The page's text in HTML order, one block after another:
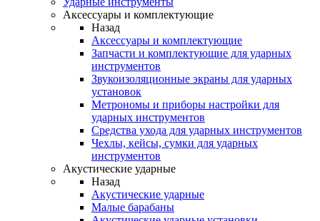
Аксессуары и комплектующие
Назад
Аксессуары и комплектующие
Запчасти и комплектующие для ударных
инструментов
Звукоизоляционные экраны для ударных
установок
Метрономы и приборы настройки для
ударных инструментов
Средства ухода для ударных инструментов
Чехлы, кейсы, сумки для ударных
инструментов
Акустические ударные
Назад
Акустические ударные
Mалые барабаны